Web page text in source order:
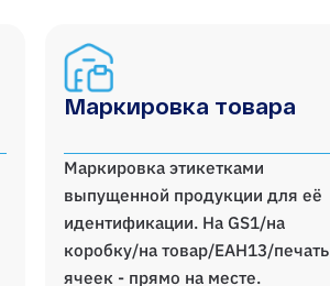
Маркировка товара
Маркировка этикетками
выпущенной продукции для её
идентификации. На GS1/на
коробку/на товар/ЕАН13/печать
ячеек - прямо на месте.